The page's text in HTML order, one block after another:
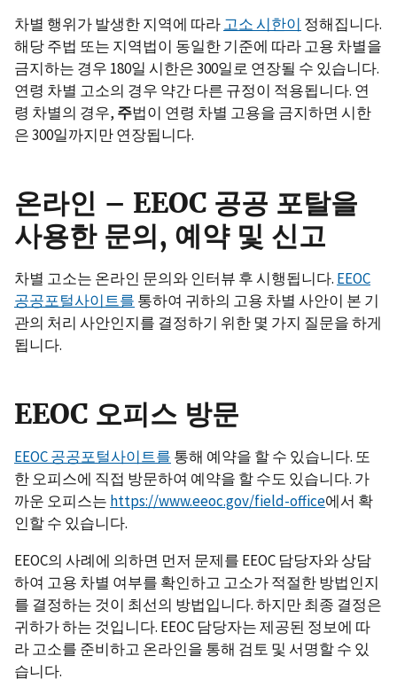
차별 행위가 발생한 지역에 따라고소 시한이 정해집니다.
해당 주법 또는 지역법이 동일한 기준에 따라 고용 차별을
금지하는 경우 180일 시한은 300일로 연장될 수 있습니다.
연령 차별 고소의 경우 약간 다른 규정이 적용됩니다. 연
령 차별의 경우, 주법이 연령 차별 고용을 금지하면 시한
은 300일까지만 연장됩니다.
온라인 – EEOC 공공 포탈을
사용한 문의, 예약 및 신고
차별 고소는 온라인 문의와 인터뷰 후 시행됩니다. EEOC
공공포털사이트를 통하여 귀하의 고용 차별 사안이 본 기
관의 처리 사안인지를 결정하기 위한 몇 가지 질문을 하게
됩니다.
EEOC 오피스 방문
EEOC 공공포털사이트를 통해 예약을 할 수 있습니다. 또
한 오피스에 직접 방문하여 예약을 할 수도 있습니다. 가
까운 오피스는 https://www.eeoc.gov/field-office에서 확
인할 수 있습니다.
EEOC의 사례에 의하면 먼저 문제를 EEOC 담당자와 상담
하여 고용 차별 여부를 확인하고 고소가 적절한 방법인지
를 결정하는 것이 최선의 방법입니다. 하지만 최종 결정은
귀하가 하는 것입니다. EEOC 담당자는 제공된 정보에 따
라 고소를 준비하고 온라인을 통해 검토 및 서명할 수 있
습니다.